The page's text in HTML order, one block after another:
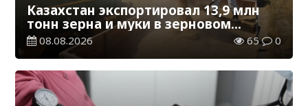
Казахстан экспортировал 13,9 млн
тонн зерна и муки в зерновом
эквиваленте
08.08.2026 65 0